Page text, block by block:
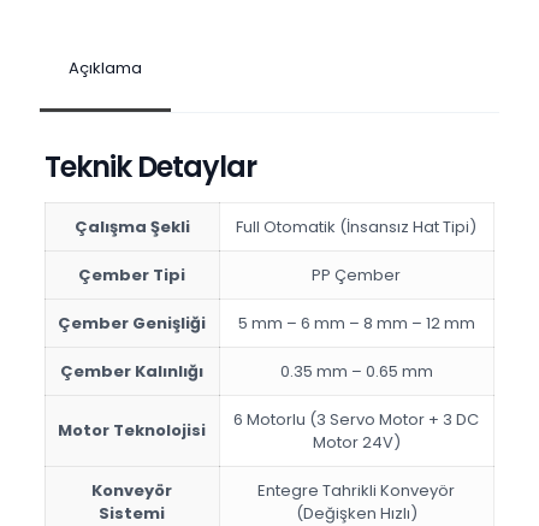
Açıklama
Teknik Detaylar
Çalışma Şekli Full Otomatik (İnsansız Hat Tipi)
Çember Tipi PP Çember
Çember Genişliği 5 mm – 6 mm – 8 mm – 12 mm
Çember Kalınlığı 0.35 mm – 0.65 mm
Motor Teknolojisi
6 Motorlu (3 Servo Motor + 3 DC
Motor 24V)
Konveyör
Sistemi
Entegre Tahrikli Konveyör
(Değişken Hızlı)